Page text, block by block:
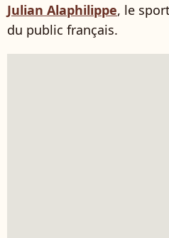
Julian Alaphilippe, le
du public français.